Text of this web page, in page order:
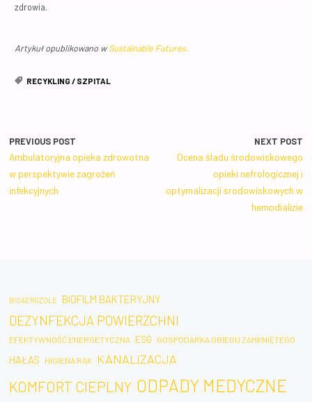
zdrowia.
Artykuł opublikowano wSustainable Futures.
RECYKLING / SZPITAL
PREVIOUS POST
Ambulatoryjna opieka zdrowotna
w perspektywie zagrożeń
infekcyjnych
NEXT POST
Ocena śladu środowiskowego
opieki nefrologicznej i
optymalizacji środowiskowych w
hemodializie
BIOAEROZOLE BIOFILM BAKTERYJNY
DEZYNFEKCJA POWIERZCHNI
EFEKTYWNOŚĆ ENERGETYCZNA ESG GOSPODARKA OBIEGU ZAMKNIĘTEGO
HAŁAS HIGIENA RĄK KANALIZACJA
KOMFORT CIEPLNY ODPADY MEDYCZNE